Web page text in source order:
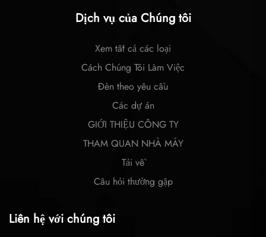
Dịch vụ của Chúng tôi
Xem tất cả các loại
Cách Chúng Tôi Làm Việc
Đèn theo yêu cầu
Các dự án
GIỚI THIỆU CÔNG TY
THAM QUAN NHÀ MÁY
Tải về
Câu hỏi thường gặp
Liên hệ với chúng tôi